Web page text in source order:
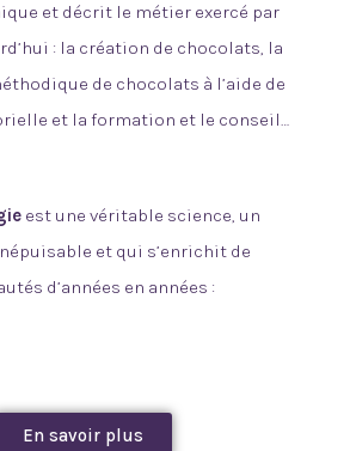
et décrit le métier exercé par
: la création de chocolats, la
de chocolats à l’aide de
et la formation et le conseil…
est une véritable science, un
et qui s’enrichit de
d’années en années :
En savoir plus